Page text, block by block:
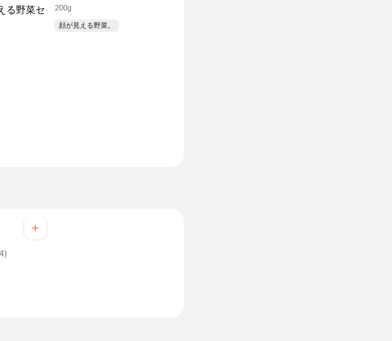
る野菜セ
200g
顔が見える野菜。